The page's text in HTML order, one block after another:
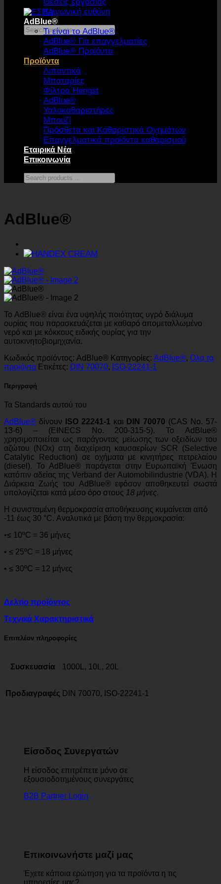
Search
products
Κοινωνική ευθύνη
AdBlue®
Τι είναι το AdBlue®
AdBlue® Για επαγγελματίες
AdBlue® Προϊόντα
Προϊόντα
Λιπαντικά
Μπαταρίες
Φίλτρα Hengst
AdBlue®
Υαλοκαθαριστήρες
Μπουζί
Πρόσθετα και Καθαριστικά Οχημάτων
Επαγγελματικά προϊόντα καθαρισμού
Εταιρικά Νέα
Επικοινωνία
Search
products
AdBlue®
Το AdBlue® είναι ένα υψηλής ποιότητας υγρό διάλυμα
ουρίας που παρασκευάζεται με καθαρό απομεταλλωμένο
νερό και με κόκκους ειδικής ουρίας για την
αυτοκινητοβιομηχανία.
Κωδικός προϊόντος: AdBlue® Κατηγορίες: AdBlue®, Ολα τα
προϊόντα Ετικέτες: DIN 70070, ISO-22241-1
Περιγραφή
Τα Standards αυτού του
AdBlue® δίνουν ISO 22241-1 και DIN 70070 (CAS No. 57-
13-6) – (EINECS No. 200-315-5). Το AdBlue®
χρησιμοποιείται ως παράγοντας μείωσης των οξειδίων του
αζώτου (ΝΟx) στη διαχείριση καυσαερίων SCR (Selective
Catalytic Reduction) σε οχήματα με κινητήρες πετρελαίου
(diesel). Το AdBlue® παράγεται στην Ευρωπαϊκή Ένωση
κατόπιν αδείας της Verband der Automobilindustrie (VDA). Η
Διάρκεια Ζωής του AdBlue® εφόσον αποθηκευτεί σωστά
υπολογίζεται κατά μέσο όρο στους 18 μήνες.
Η συνισταμένη θερμοκρασία αποθήκευσης κυμαίνεται από
-11 έως 30 °C. Αναλυτικά με βάση την θερμοκρασία:
•≤ 10ºС = 36 μήνες
• ≤ 25ºС = 18 μήνες
• ≤ 30ºС = 12 μήνες
Δελτίο προϊόντος
Τεχνικά Χαρακτηριστικά
Επιπλέον πληροφορίες
Συσκευασία 1000L, 10L, 20L
Προδιαγραφές DIN 70070, ISO-22241-1
Είσοδος Συνεργατών
Η είσοδος επιτρέπετε μόνο σε
εξουσιοδοτημένους συνεργάτες
B2B Partner Login
Επικοινωνήστε μαζί μας
Έχετε κάποια ερώτηση για τα προϊόντα η τις